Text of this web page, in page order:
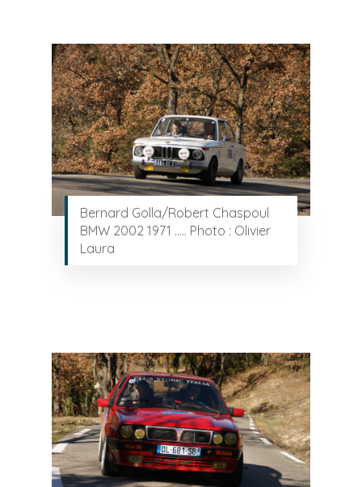
Bernard Golla/Robert Chaspoul
BMW 2002 1971 ….. Photo : Olivier
Laura